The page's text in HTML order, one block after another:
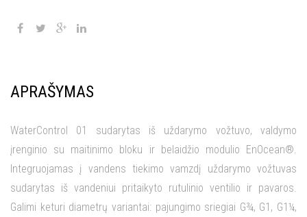
APRAŠYMAS
WaterControl 01 sudarytas iš uždarymo vožtuvo, valdymo
įrenginio su maitinimo bloku ir belaidžio modulio EnOcean®.
Integruojamas į vandens tiekimo vamzdį uždarymo vožtuvas
sudarytas iš vandeniui pritaikyto rutulinio ventilio ir pavaros.
Galimi keturi diametrų variantai: pajungimo sriegiai G¾, G1, G1¼,